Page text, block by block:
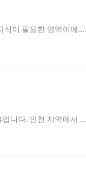
이 필요한 영역이에요.
니다. 인천 지역에서 행